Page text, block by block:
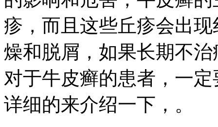
疹，而且这些丘疹会出
燥和脱屑，如果长期不
对于牛皮癣的患者，一
详细的来介绍一下，。